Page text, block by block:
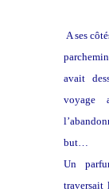
A ses
avait
voyage
but…
Un
traversait